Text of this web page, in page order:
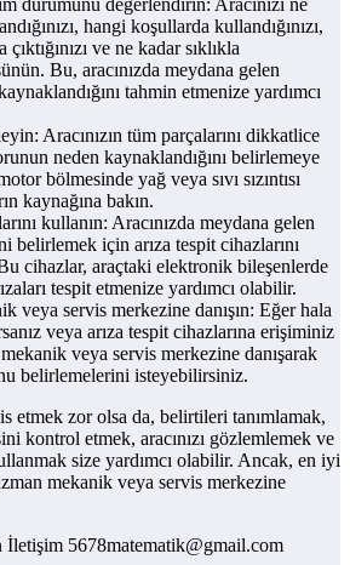
hangi koşullarda kullandığınızı,
ve ne kadar sıklıkla
Bu, aracınızda meydana gelen
tahmin etmenize yardımcı
Aracınızın tüm parçalarını dikkatlice
neden kaynaklandığını belirlemeye
bölmesinde yağ veya sıvı sızıntısı
kaynağına bakın.
kullanın: Aracınızda meydana gelen
belirlemek için arıza tespit cihazlarını
cihazlar, araçtaki elektronik bileşenlerde
tespit etmenize yardımcı olabilir.
veya servis merkezine danışın: Eğer hala
veya arıza tespit cihazlarına erişiminiz
veya servis merkezine danışarak
belirlemelerini isteyebilirsiniz.
etmek zor olsa da, belirtileri tanımlamak,
kontrol etmek, aracınızı gözlemlemek ve
size yardımcı olabilir. Ancak, en iyi
mekanik veya servis merkezine
İletişim 5678matematik@gmail.com